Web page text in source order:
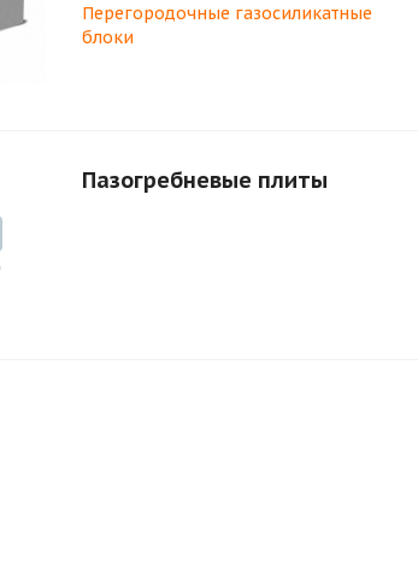
Перегородочные газосиликатные
блоки
Пазогребневые плиты